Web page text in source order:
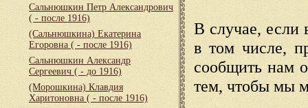
Сальнюшкин Петр Александрович
( - после 1916)
(Сальнюшкина) Екатерина
Егоровна ( - после 1916)
Сальнюшкин Александр
Сергеевич ( - до 1916)
(Морошкина) Клавдия
Харитоновна ( - после 1916)
В случае, если
в том числе,
сообщить нам
тем, чтобы мы